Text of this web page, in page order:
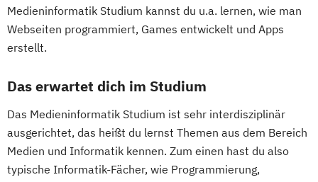
Medieninformatik Studium kannst du u.a. lernen, wie man
Webseiten programmiert, Games entwickelt und Apps
erstellt.
Das erwartet dich im Studium
Das Medieninformatik Studium ist sehr interdisziplinär
ausgerichtet, das heißt du lernst Themen aus dem Bereich
Medien und Informatik kennen. Zum einen hast du also
typische Informatik-Fächer, wie Programmierung,